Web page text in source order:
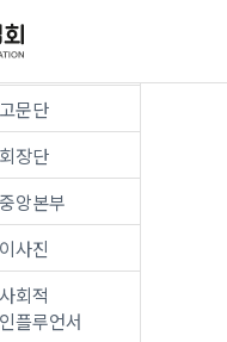
글로벌 지회
고문단
회장단
중앙본부
이사진
사회적
인플루언서